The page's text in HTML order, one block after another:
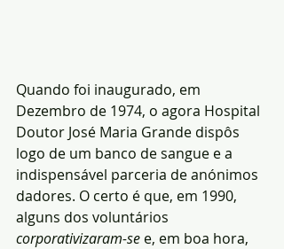
Quando foi inaugurado, em
Dezembro de 1974, o agora Hospital
Doutor José Maria Grande dispôs
logo de um banco de sangue e a
indispensável parceria de anónimos
dadores. O certo é que, em 1990,
alguns dos voluntários
corporativizaram-se e, em boa hora,